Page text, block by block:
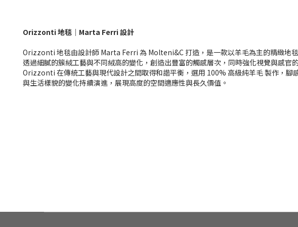
Orizzonti 地毯｜Marta Ferri 設計
Orizzonti 地毯由設計師 Marta Ferri 為 Molteni&C 打造，是一款以羊毛為主的精緻地
透過細膩的簇絨工藝與不同絨高的變化，創造出豐富的觸感層次，同時強化視覺與感官
Orizzonti 在傳統工藝與現代設計之間取得和諧平衡，選用 100% 高級純羊毛 製作，
與生活樣貌的變化持續演進，展現高度的空間適應性與長久價值。